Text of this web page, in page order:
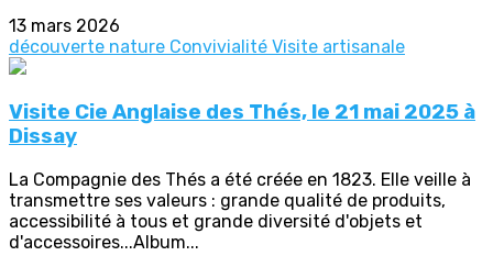
13 mars 2026
découverte nature Convivialité Visite artisanale
Visite Cie Anglaise des Thés, le 21 mai 2025 à
Dissay
La Compagnie des Thés a été créée en 1823. Elle veille à
transmettre ses valeurs : grande qualité de produits,
accessibilité à tous et grande diversité d'objets et
d'accessoires...Album...